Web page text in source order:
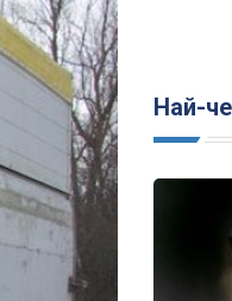
Най-